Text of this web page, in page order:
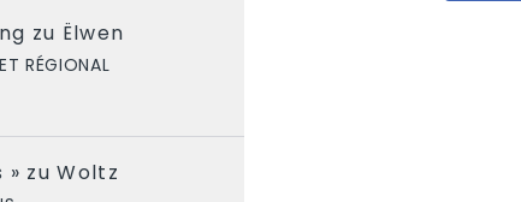
zu Ëlwen
RÉGIONAL
» zu Woltz